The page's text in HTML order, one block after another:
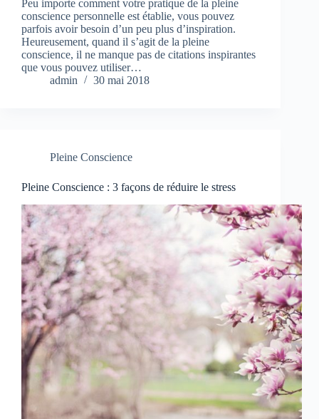
Peu importe comment votre pratique de la pleine
conscience personnelle est établie, vous pouvez
parfois avoir besoin d’un peu plus d’inspiration.
Heureusement, quand il s’agit de la pleine
conscience, il ne manque pas de citations inspirantes
que vous pouvez utiliser…
admin
30 mai 2018
Pleine Conscience
Pleine Conscience : 3 façons de réduire le stress